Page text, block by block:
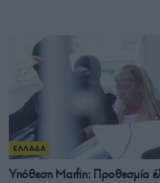
ΕΛΛΑΔΑ
Υπόθεση Marfin: Προθεσμία